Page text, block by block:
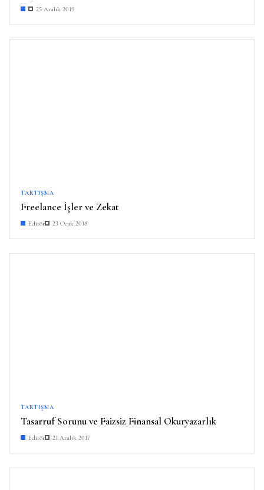
25 Aralık 2019
TARTIŞMA
Freelance İşler ve Zekat
Editör 23 Ocak 2018
TARTIŞMA
Tasarruf Sorunu ve Faizsiz Finansal Okuryazarlık
Editör 21 Aralık 2017